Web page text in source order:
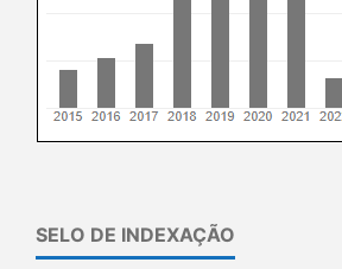
SELO DE INDEXAÇÃO